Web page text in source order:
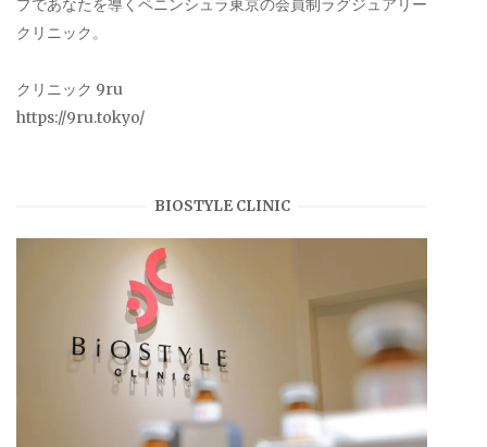
プであなたを導くペニンシュラ東京の会員制ラグジュアリー
クリニック。
クリニック 9ru
https://9ru.tokyo/
BIOSTYLE CLINIC